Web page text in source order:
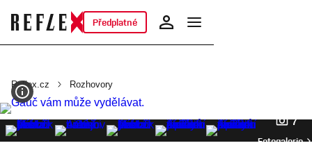
Předplatné
Reflex.cz Rozhovory
7
Fotogalerie